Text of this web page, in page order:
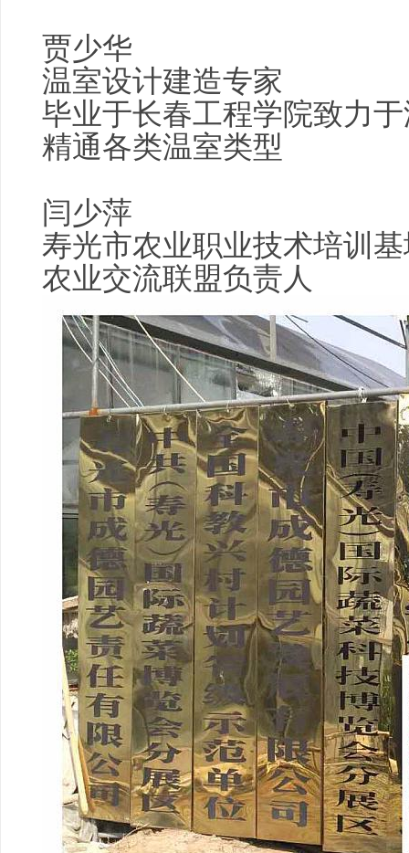
贾少华
温室设计建造专家
毕业于长春工程学院致力
精通各类温室类型
闫少萍
寿光市农业职业技术培训
农业交流联盟负责人